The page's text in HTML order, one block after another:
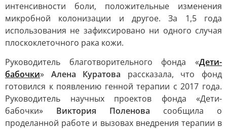
интенсивности боли, положительные изменения
микробной колонизации и другое. За 1,5 года
использования не зафиксировано ни одного случая
плоскоклеточного рака кожи.
Руководитель благотворительного фонда «Дети-
бабочки» Алена Куратова рассказала, что фонд
готовился к появлению генной терапии с 2017 года.
Руководитель научных проектов фонда «Дети-
бабочки» Виктория Поленова сообщила о
проделанной работе и вызовах внедрения терапии в